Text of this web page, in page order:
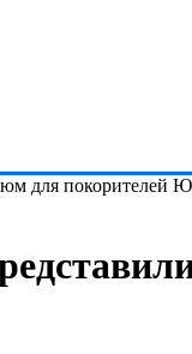
для покорителей